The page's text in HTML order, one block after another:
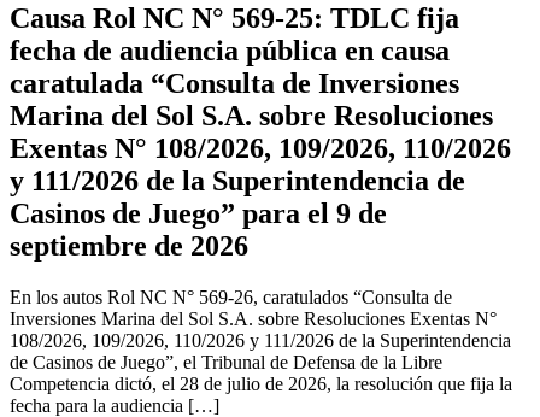
Causa Rol NC N° 569-25: TDLC fija
fecha de audiencia pública en causa
caratulada “Consulta de Inversiones
Marina del Sol S.A. sobre Resoluciones
Exentas N° 108/2026, 109/2026, 110/2026
y 111/2026 de la Superintendencia de
Casinos de Juego” para el 9 de
septiembre de 2026
En los autos Rol NC N° 569-26, caratulados “Consulta de
Inversiones Marina del Sol S.A. sobre Resoluciones Exentas N°
108/2026, 109/2026, 110/2026 y 111/2026 de la Superintendencia
de Casinos de Juego”, el Tribunal de Defensa de la Libre
Competencia dictó, el 28 de julio de 2026, la resolución que fija la
fecha para la audiencia […]